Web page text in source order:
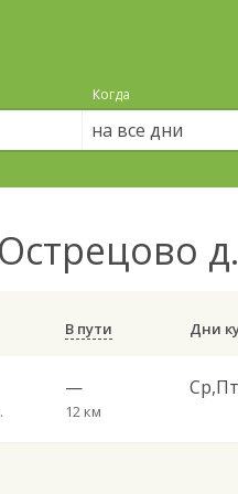
Когда
на все дни
д.
В пути
—
12 км